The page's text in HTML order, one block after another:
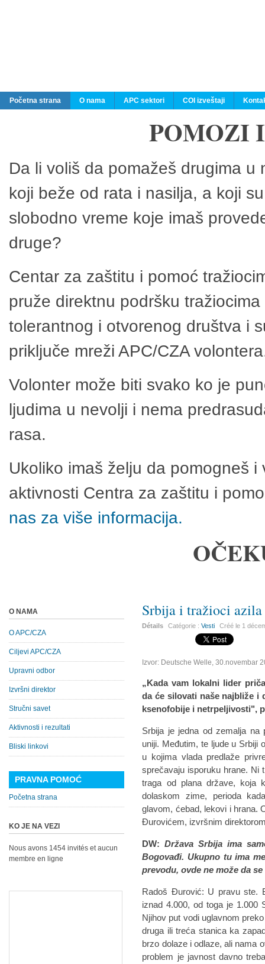
Početna strana O nama APC sektori COI izveštaji
POMOZI
Da li voliš da pomažeš drugima
koji beže od rata i nasilja, a koji
slobodno vreme koje imaš
druge?
Centar za zaštitu i pomoć
pruže direktnu podršku
tolerantnog i otvorenog društva i
priključe mreži APC/CZA
Volonter može biti svako ko je
ljudima u nevolji i nema
rasa.
Ukoliko imaš želju da pomogneš
aktivnosti Centra za zaštitu i
nas za više informacija.
Srbija i tražioci
Détails Catégorie :Vesti Créé le 1
Izvor: Deutsche Welle, 30.novembar
„Kada vam lokalni lider
da će silovati naše najbliže i
ksenofobije i netrpeljivosti",
Srbija je jedna od zemalja
uniji. Međutim, te ljude u Srbiji
u kojima vlada predlaže
sprečavaju isporuku hrane. Ni
traga od plana države, koja
dolaskom zime, perioda
glavom, ćebad, lekovi i hrana.
Đurovićem, izvršnim
DW:Država Srbija ima
Bogovađi. Ukupno tu ima
prevodu, ovde ne može da
Radoš Đurović: U pravu ste.
iznad 4.000, od toga je 1.000
Njihov put vodi uglavnom
druga ili treća stanica ka
brzo dolaze i odlaze, ali nama
problem je javnost davno
O NAMA
O APC/CZA
Ciljevi APC/CZA
Upravni odbor
Izvršni direktor
Stručni savet
Aktivnosti i rezultati
Bliski linkovi
PRAVNA POMOĆ
Početna strana
KO JE NA VEZI
Nous avons 1454 invités et aucun
membre en ligne